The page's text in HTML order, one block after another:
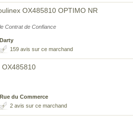
OX485810 OPTIMO NR
Contrat de Confiance
Darty
159 avis sur ce marchand
OX485810
Rue du Commerce
2 avis sur ce marchand